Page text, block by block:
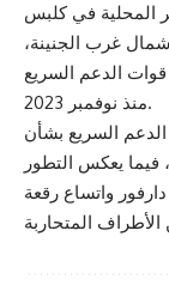
نحو 130 كيلومتراً شمال غرب الجنينة،
الدعم السريع
منذ نوفمبر 2023.
السريع بشأن
فيما يعكس التطور
واتساع رقعة